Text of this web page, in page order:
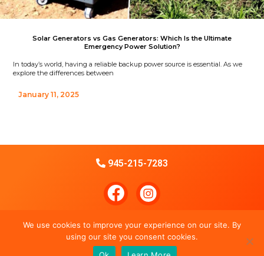
Solar Generators vs Gas Generators: Which Is the Ultimate
Emergency Power Solution?
In today’s world, having a reliable backup power source is essential. As we
explore the differences between
January 11, 2025
945-215-7283
F
a
c
e
Privacy Policy
COPYRIGHT Ⓒ 2021. ALL RIGHTS RESERVED.​
We use cookies to improve your experience on our site. By
using our site you consent cookies.